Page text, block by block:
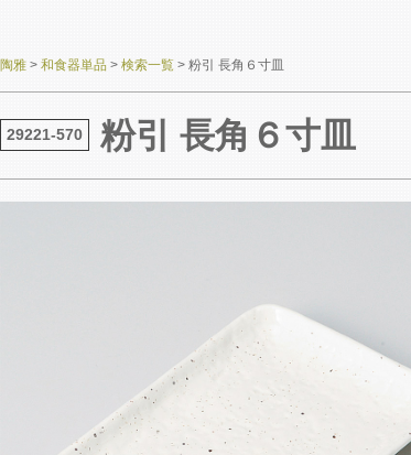
陶雅 > 和食器単品 > 検索一覧 > 粉引 長角６寸皿
29221-570 粉引 長角６寸皿